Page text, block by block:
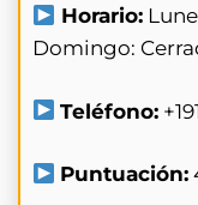
Horario:
Domingo:
Teléfono:
Puntuación: